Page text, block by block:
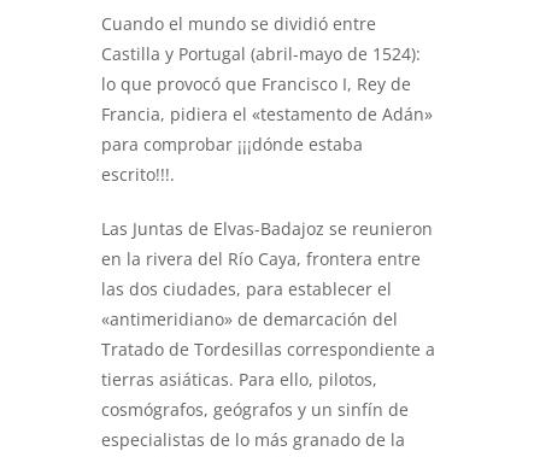
Cuando el mundo se dividió entre
Castilla y Portugal (abril-mayo de 1524):
lo que provocó que Francisco I, Rey de
Francia, pidiera el «testamento de Adán»
para comprobar ¡¡¡dónde estaba
escrito!!!.
Las Juntas de Elvas-Badajoz se reunieron
en la rivera del Río Caya, frontera entre
las dos ciudades, para establecer el
«antimeridiano» de demarcación del
Tratado de Tordesillas correspondiente a
tierras asiáticas. Para ello, pilotos,
cosmógrafos, geógrafos y un sinfín de
especialistas de lo más granado de la